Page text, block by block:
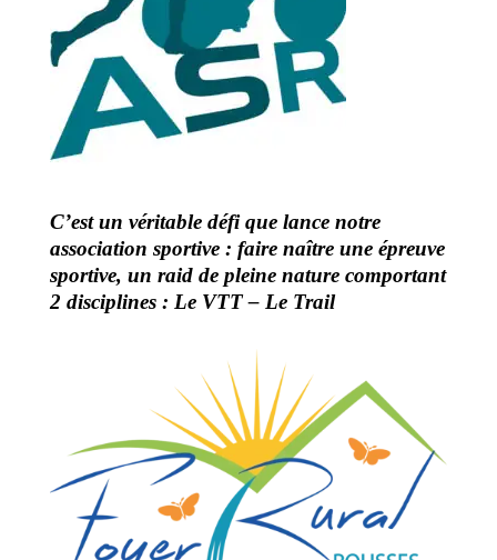
C’est un véritable défi que lance notre
association sportive : faire naître une épreuve
sportive, un raid de pleine nature comportant
2 disciplines : Le VTT –Le Trail